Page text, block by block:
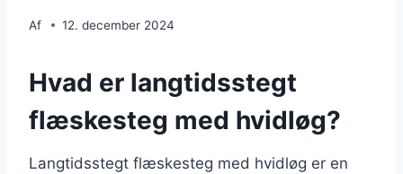
Af 12. december 2024
Hvad er langtidsstegt
flæskesteg med hvidløg?
Langtidsstegt flæskesteg med hvidløg er en